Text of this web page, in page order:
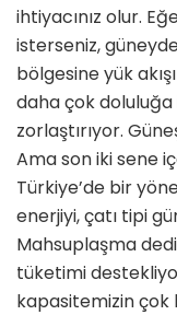
ihtiyacınız olur.
isterseniz,
böl­gesine yük
daha çok doluluğa
zorlaştırıyor.
Ama son iki sene
Türkiye’de bir
enerjiyi, çatı tipi
Mahsuplaş­ma
tüketimi
kapasitemizin çok